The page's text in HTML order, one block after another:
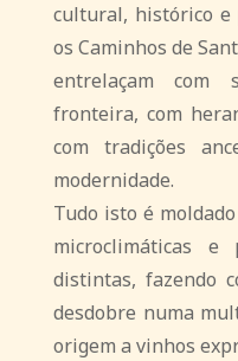
cultural, histórico e
os Caminhos de
entrelaçam com
fronteira, com
com tradições
modernidade.
Tudo isto é
microclimáticas e
distintas, fazendo
desdobre numa
origem a vinhos